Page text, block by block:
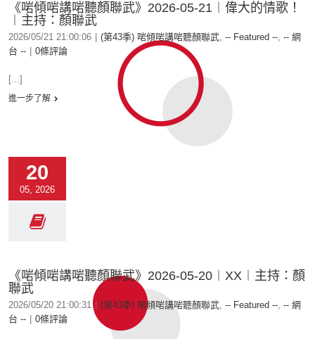
《啱傾啱講啱聽顏聯武》2026-05-21︱偉大的情歌！
︱主持：顏聯武
2026/05/21 21:00:06 (第43季) 啱傾啱講啱聽顏聯武, -- Featured --, -- 網
台 --
0條評論
[...]
進一步了解
20
05, 2026
《啱傾啱講啱聽顏聯武》2026-05-20︱XX︱主持：顏
聯武
2026/05/20 21:00:31 (第43季) 啱傾啱講啱聽顏聯武, -- Featured --, -- 網
台 --
0條評論